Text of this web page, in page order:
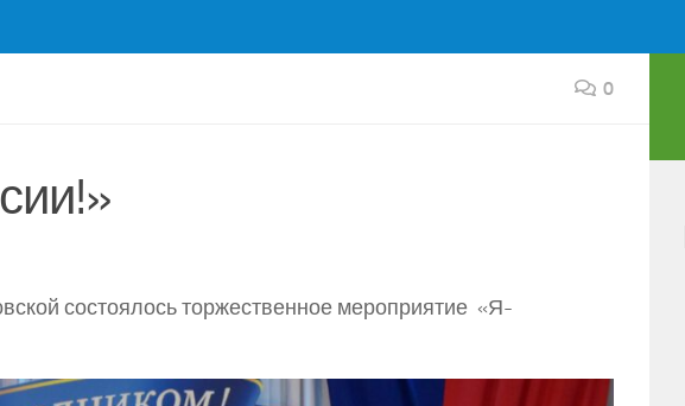
0
состоялось торжественное мероприятие «Я-